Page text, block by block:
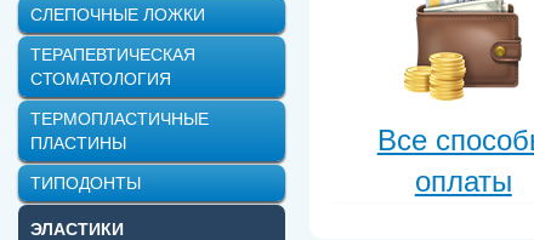
Все
оплаты
СЛЕПОЧНЫЕ ЛОЖКИ
ТЕРАПЕВТИЧЕСКАЯ
СТОМАТОЛОГИЯ
ТЕРМОПЛАСТИЧНЫЕ
ПЛАСТИНЫ
ТИПОДОНТЫ
ЭЛАСТИКИ